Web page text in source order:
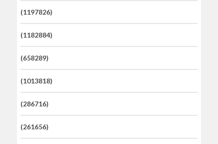
(1197826)
(1182884)
(658289)
(1013818)
(286716)
(261656)